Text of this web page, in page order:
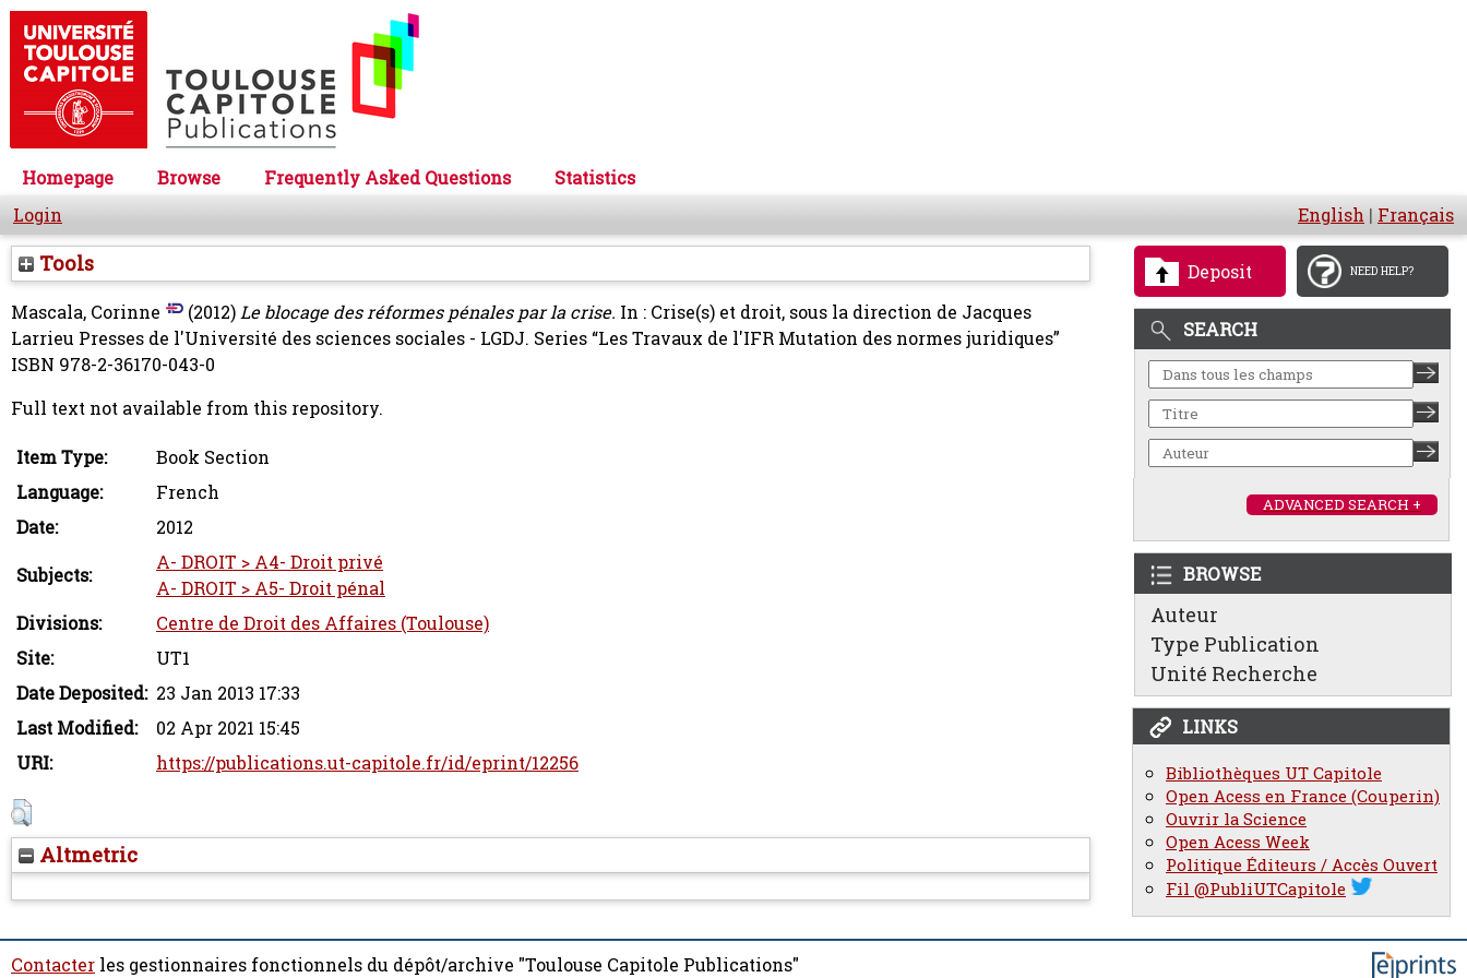
Homepage Browse Frequently Asked Questions
Statistics
Login
English | Français
Deposit NEED HELP?
SEARCH
ADVANCED SEARCH +
BROWSE
Auteur
Type Publication
Unité Recherche
LINKS
Bibliothèques UT Capitole
Open Acess en France (Couperin)
Ouvrir la Science
Open Acess Week
Politique Éditeurs / Accès Ouvert
Fil @PubliUTCapitole
Tools
Mascala, Corinne (2012)Le blocage des réformes pénales par la crise. In : Crise(s) et droit, sous la direction de Jacques
Larrieu Presses de l'Université des sciences sociales - LGDJ. Series “Les Travaux de l'IFR Mutation des normes juridiques”
ISBN 978-2-36170-043-0
Full text not available from this repository.
Item Type:
Book Section
Language:
French
Date:
2012
Subjects:
A- DROIT > A4- Droit privé
A- DROIT > A5- Droit pénal
Divisions:
Centre de Droit des Affaires (Toulouse)
Site:
UT1
Date Deposited: 23 Jan 2013 17:33
Last Modified:
02 Apr 2021 15:45
URI:
https://publications.ut-capitole.fr/id/eprint/12256
Altmetric
Contacter les gestionnaires fonctionnels du dépôt/archive "Toulouse Capitole Publications"